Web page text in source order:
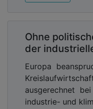
Ohne
der
Europa
ausgerechnet
industrie- und